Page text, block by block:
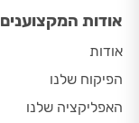
אודות המקצוענים
אודות
הפיקוח שלנו
האפליקציה שלנו